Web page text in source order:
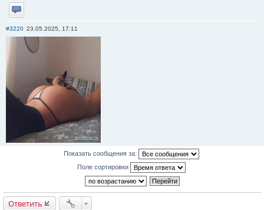
Отправить личное сообщение
#3220 23.05.2025, 17:11
Показать сообщения за:
Поле сортировки
Ответить